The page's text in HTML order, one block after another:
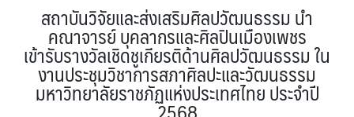
สถาบันวิจัยและส่งเสริมศิลปวัฒนธรรม นำ
คณาจารย์ บุคลากรและศิลปินเมืองเพชร
เข้ารับรางวัลเชิดชูเกียรติด้านศิลปวัฒนธรรม ใน
งานประชุมวิชาการสภาศิลปะและวัฒนธรรม
มหาวิทยาลัยราชภัฏแห่งประเทศไทย ประจำปี